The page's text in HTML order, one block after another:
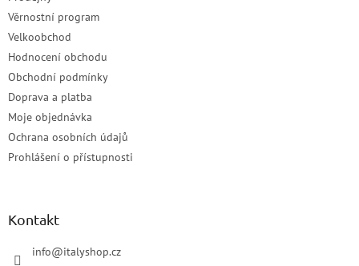
Věrnostní program
Velkoobchod
Hodnocení obchodu
Obchodní podmínky
Doprava a platba
Moje objednávka
Ochrana osobních údajů
Prohlášení o přístupnosti
Kontakt
info@italyshop.cz